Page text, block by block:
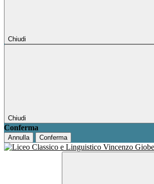
Chiudi
Chiudi
Conferma
Annulla Conferma